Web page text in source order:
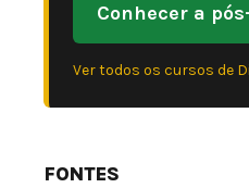
Conhecer a
Ver todos os cursos de
FONTES